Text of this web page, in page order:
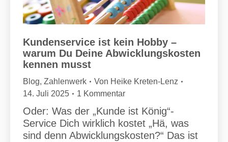
Kundenservice ist kein Hobby –
warum Du Deine Abwicklungskosten
kennen musst
Blog, Zahlenwerk Von Heike Kreten-Lenz
14. Juli 2025
1 Kommentar
Oder: Was der „Kunde ist König“-
Service Dich wirklich kostet „Hä, was
sind denn Abwicklungskosten?“ Das ist